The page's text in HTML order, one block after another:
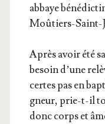
abbaye
Moûtiers-Saint-
Après avoir été
besoin d’une
certes pas en
gneur, prie-t-il
donc corps et